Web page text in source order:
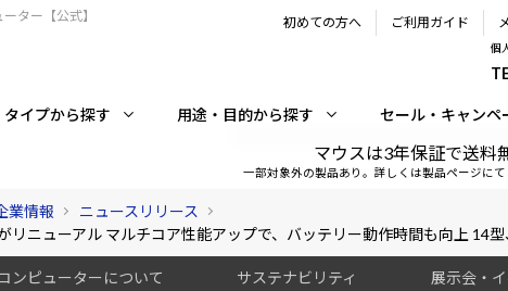
ター【公式】 初めての方へ ご利用ガイド
個
タイプから探す 用途・目的から探す セール・キャンペ
マウスは3年保証で送料
一部対象外の製品あり。詳しくは製品ページにて
業情報
ニュースリリース
リニューアル マルチコア性能アップで、バッテリー動作時間も向上 14
ンピューターについて サステナビリティ 展示会・